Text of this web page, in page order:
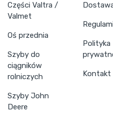
Części Valtra /
Valmet
Oś przednia
Szyby do
ciągników
rolniczych
Szyby John
Deere
Polityka
Kontakt